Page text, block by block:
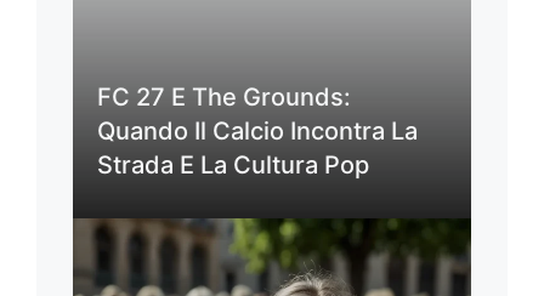
FC 27 E The Grounds:
Quando Il Calcio Incontra La
Strada E La Cultura Pop